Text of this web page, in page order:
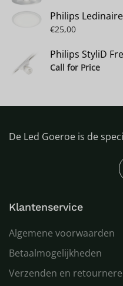
Philips
€25,00
Philips StyliD
Call for Price
De Led Goeroe is de
Klantenservice
Algemene voorwaarden
Betaalmogelijkheden
Verzenden en